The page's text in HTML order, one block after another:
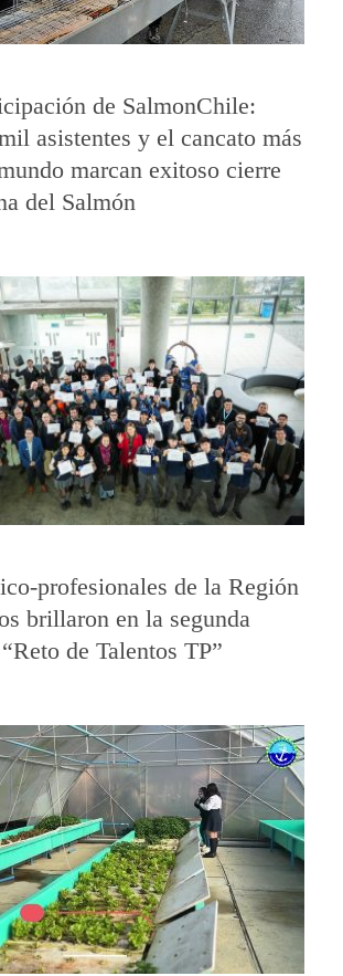
de SalmonChile:
asistentes y el cancato más
marcan exitoso cierre
del Salmón
profesionales de la Región
brillaron en la segunda
de Talentos TP”